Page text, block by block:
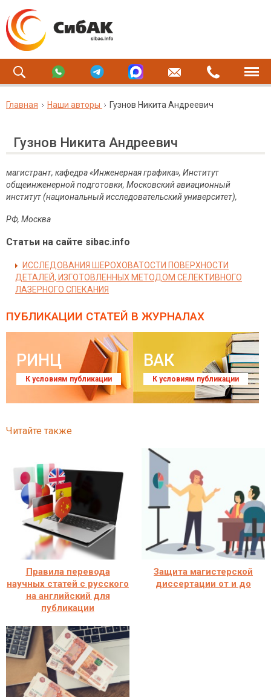
Главная Наши авторы Гузнов Никита Андреевич
Гузнов Никита Андреевич
магистрант, кафедра «Инженерная графика», Институт
общеинженерной подготовки, Московский авиационный
институт (национальный исследовательский университет),
РФ, Москва
Статьи на сайте sibac.info
ИССЛЕДОВАНИЯ ШЕРОХОВАТОСТИ ПОВЕРХНОСТИ
ДЕТАЛЕЙ, ИЗГОТОВЛЕННЫХ МЕТОДОМ СЕЛЕКТИВНОГО
ЛАЗЕРНОГО СПЕКАНИЯ
ПУБЛИКАЦИИ СТАТЕЙ В ЖУРНАЛАХ
РИНЦ
К условиям публикации
ВАК
К условиям публикации
Читайте также
Правила перевода
научных статей с русского
на английский для
публикации
Защита магистерской
диссертации от и до